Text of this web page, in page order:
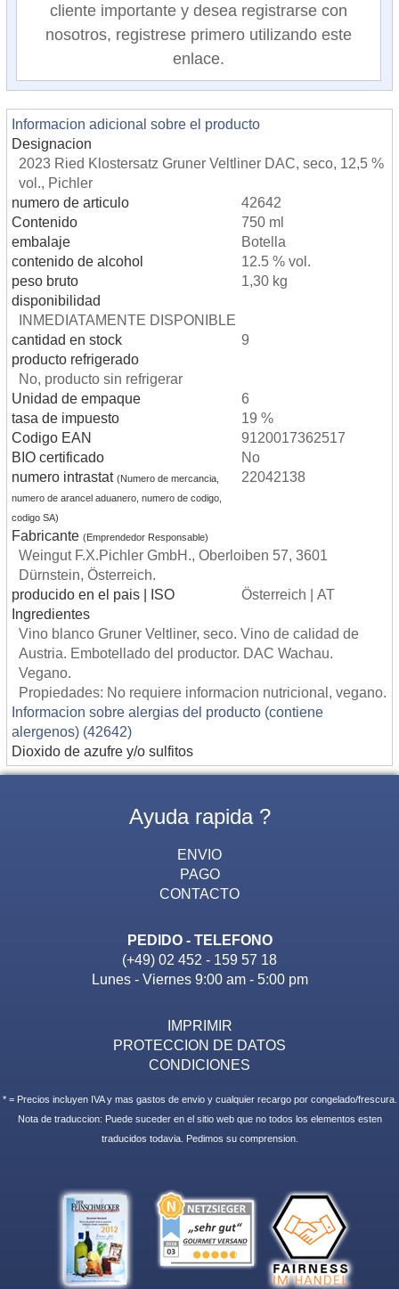
cliente importante y desea registrarse con
nosotros, registrese primero utilizando este
enlace.
Informacion adicional sobre el producto
Designacion
2023 Ried Klostersatz Gruner Veltliner DAC, seco, 12,5 %
vol., Pichler
numero de articulo
42642
Contenido
750 ml
embalaje
Botella
contenido de alcohol
12.5 % vol.
peso bruto
1,30 kg
disponibilidad
INMEDIATAMENTE DISPONIBLE
cantidad en stock
9
producto refrigerado
No, producto sin refrigerar
Unidad de empaque
6
tasa de impuesto
19 %
Codigo EAN
9120017362517
BIO certificado
No
numero intrastat (Numero de mercancia,
numero de arancel aduanero, numero de codigo,
codigo SA)
22042138
Fabricante (Emprendedor Responsable)
Weingut F.X.Pichler GmbH., Oberloiben 57, 3601
Dürnstein, Österreich.
producido en el pais | ISO
Österreich | AT
Ingredientes
Vino blanco Gruner Veltliner, seco. Vino de calidad de
Austria. Embotellado del productor. DAC Wachau.
Vegano.
Propiedades: No requiere informacion nutricional, vegano.
Informacion sobre alergias del producto (contiene
alergenos) (42642)
Dioxido de azufre y/o sulfitos
Ayuda rapida ?
ENVIO
PAGO
CONTACTO
PEDIDO - TELEFONO
(+49) 02 452 - 159 57 18
Lunes - Viernes 9:00 am - 5:00 pm
IMPRIMIR
PROTECCION DE DATOS
CONDICIONES
* = Precios incluyen IVA y mas gastos de envio y cualquier recargo por congelado/frescura.
Nota de traduccion: Puede suceder en el sitio web que no todos los elementos esten
traducidos todavia. Pedimos su comprension.